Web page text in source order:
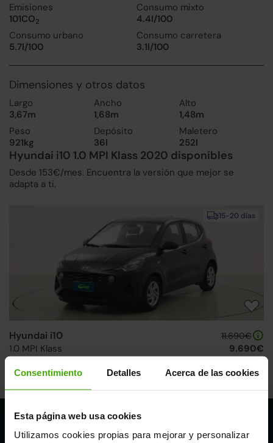
Consentimiento Detalles Acerca de las cookies
Esta página web usa cookies
Utilizamos cookies propias para mejorar y personalizar
Emisiones
101CO2
Consumo mixto
4.4l/100
Consumo urbano
5.7l/100
Consumo carretera
3.1l/100
Dimensiones y otros datos
Largo
3,67m
Ancho
1,68m
Alto
1,48m
Peso
921kg
Depósito
36l
Maletero
252l
Hyundai i10 1.0 MPI Klass 2020 disponibles
Desde 153€/mes. Encuentra la versión que mejor se
adapta a ti.
15-20 días
Hyundai i10
1.0 MPI Klass
11.690€
9.690€
Gasolina Desde153€/mes
Nuestros puntos de venta Clicars: